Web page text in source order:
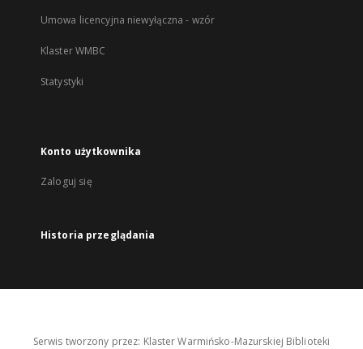
Umowa licencyjna niewyłączna - wzór
Klaster WMBC
Statystyki
Konto użytkownika
Zaloguj się
Historia przeglądania
Serwis tworzony przez: Klaster Warmińsko-Mazurskiej Biblioteki